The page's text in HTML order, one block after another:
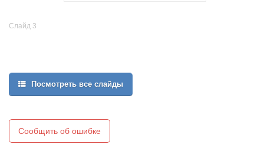
Слайд 3
Посмотреть все слайды
Сообщить об ошибке